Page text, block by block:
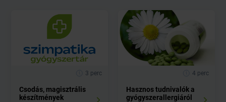
3 perc
Csodás, magisztrális
készítmények
4 perc
Hasznos tudnivalók a
gyógyszerallergiáról